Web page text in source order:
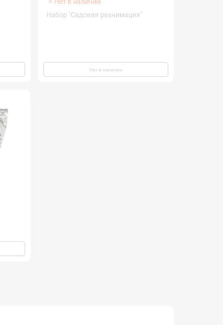
Набор "Садовая реанимация"
Нет в наличии